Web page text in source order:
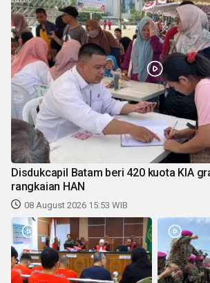
Disdukcapil Batam beri 420 kuota KIA
rangkaian HAN
08 August 2026 15:53 WIB